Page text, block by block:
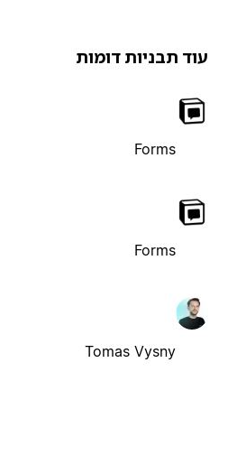
תבניות דומות
Forms
Forms
Tomas Vysny